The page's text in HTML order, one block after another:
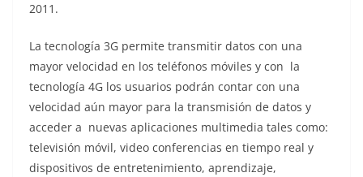
2011.
La tecnología 3G permite transmitir datos con una
mayor velocidad en los teléfonos móviles y con la
tecnología 4G los usuarios podrán contar con una
velocidad aún mayor para la transmisión de datos y
acceder a nuevas aplicaciones multimedia tales como:
televisión móvil, video conferencias en tiempo real y
dispositivos de entretenimiento, aprendizaje,